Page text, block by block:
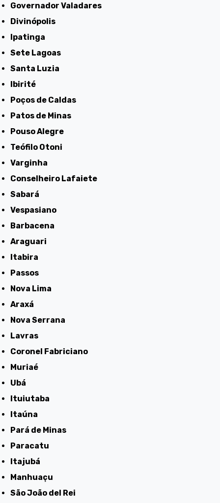
Governador Valadares
Divinópolis
Ipatinga
Sete Lagoas
Santa Luzia
Ibirité
Poços de Caldas
Patos de Minas
Pouso Alegre
Teófilo Otoni
Varginha
Conselheiro Lafaiete
Sabará
Vespasiano
Barbacena
Araguari
Itabira
Passos
Nova Lima
Araxá
Nova Serrana
Lavras
Coronel Fabriciano
Muriaé
Ubá
Ituiutaba
Itaúna
Pará de Minas
Paracatu
Itajubá
Manhuaçu
São João del Rei